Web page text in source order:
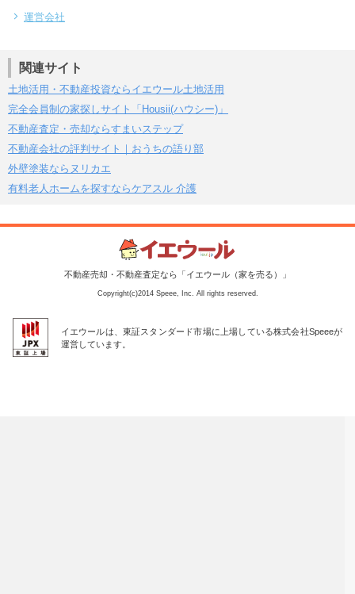
運営会社
関連サイト
土地活用・不動産投資ならイエウール土地活用
完全会員制の家探しサイト「Housii(ハウシー)」
不動産査定・売却ならすまいステップ
不動産会社の評判サイト｜おうちの語り部
外壁塗装ならヌリカエ
有料老人ホームを探すならケアスル 介護
不動産売却・不動産査定なら「イエウール（家を売る）」
Copyright(c)2014 Speee, Inc. All rights reserved.
イエウールは、東証スタンダード市場に上場している株式会社Speeeが
運営しています。